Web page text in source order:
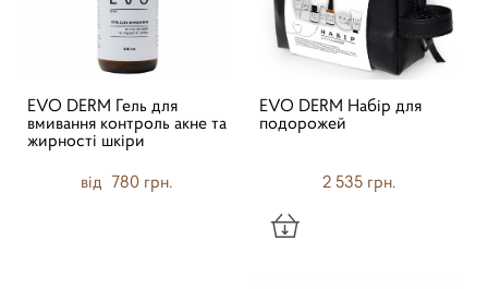
EVO DERM Гель для
вмивання контроль акне та
жирності шкіри
від 780 грн.
EVO DERM Набір для
подорожей
2 535 грн.